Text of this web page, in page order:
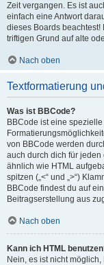
Zeit vergangen. Es ist
einfach eine Antwort
dieses Boards
triftigen Grund auf alte
Nach oben
Textformatierung
Was ist BBCode?
BBCode ist eine
von BBCode werden
auch durch dich für
ähnlich wie HTML
spitzen („<“ und „>“)
BBCode findest du auf
Beitragserstellung aus
Nach oben
Kann ich HTML
Nein, es ist nicht